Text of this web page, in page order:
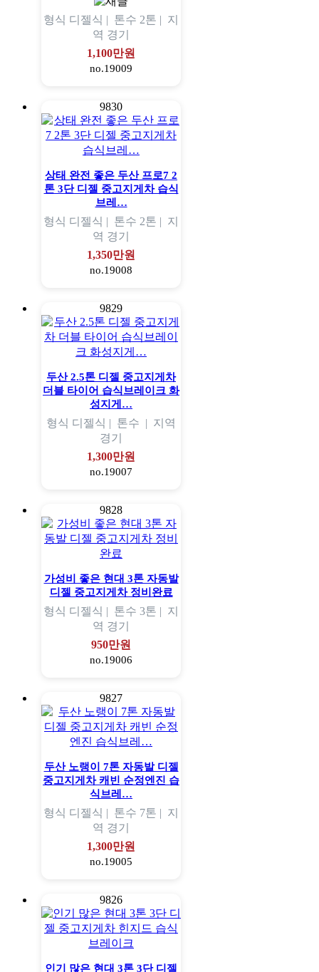
형식 디젤식 | 톤수 2톤 | 지
역 경기
1,100만원
no.19009
9830
상태 완전 좋은 두산 프로7 2
톤 3단 디젤 중고지게차 습식
브레…
형식 디젤식 | 톤수 2톤 | 지
역 경기
1,350만원
no.19008
9829
두산 2.5톤 디젤 중고지게차
더블 타이어 습식브레이크 화
성지게…
형식 디젤식 | 톤수 | 지역
경기
1,300만원
no.19007
9828
가성비 좋은 현대 3톤 자동발
디젤 중고지게차 정비완료
형식 디젤식 | 톤수 3톤 | 지
역 경기
950만원
no.19006
9827
두산 노랭이 7톤 자동발 디젤
중고지게차 캐빈 순정엔진 습
식브레…
형식 디젤식 | 톤수 7톤 | 지
역 경기
1,300만원
no.19005
9826
인기 많은 현대 3톤 3단 디젤